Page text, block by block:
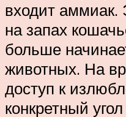
входит аммиак.
на запах
больше
животных. На
доступ к
конкретный